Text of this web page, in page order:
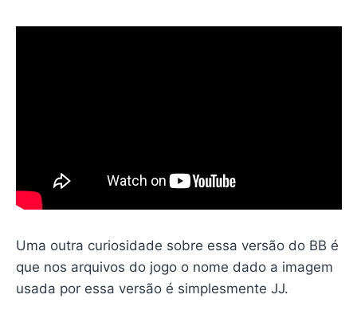
Uma outra curiosidade sobre essa versão do BB é
que nos arquivos do jogo o nome dado a imagem
usada por essa versão é simplesmente JJ.